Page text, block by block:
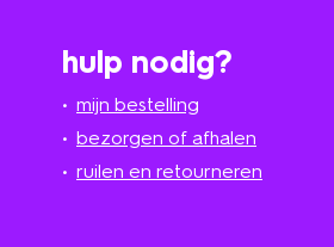
hulp nodig?
mijn bestelling
bezorgen of afhalen
ruilen en retourneren